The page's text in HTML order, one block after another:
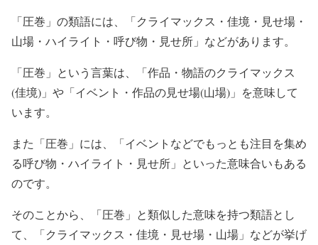
「圧巻」 の類語には、
「クライマックス・佳境・見せ場・
山場・ハイライト・呼び物・見せ所」 などがあります。
「圧巻」 という言葉は、
「作品・物語のクライマックス
(佳境)」 や 「イベント・作品の見せ場(山場)」 を意味して
います。
また 「圧巻」 には、
「イベントなどでもっとも注目を集め
る呼び物・ハイライト・見せ所」 といった意味合いもある
のです。
そのことから、 「圧巻」 と類似した意味を持つ類語とし
て、
「クライマックス・佳境・見せ場・山場」 などが挙げ